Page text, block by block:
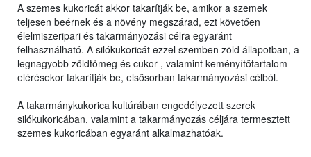
A szemes kukoricát akkor takarítják be, amikor a szemek
teljesen beérnek és a növény megszárad, ezt követően
élelmiszeripari és takarmányozási célra egyaránt
felhasználható. A silókukoricát ezzel szemben zöld állapotban, a
legnagyobb zöldtömeg és cukor-, valamint keményítőtartalom
elérésekor takarítják be, elsősorban takarmányozási célból.
A takarmánykukorica kultúrában engedélyezett szerek
silókukoricában, valamint a takarmányozás céljára termesztett
szemes kukoricában egyaránt alkalmazhatóak.